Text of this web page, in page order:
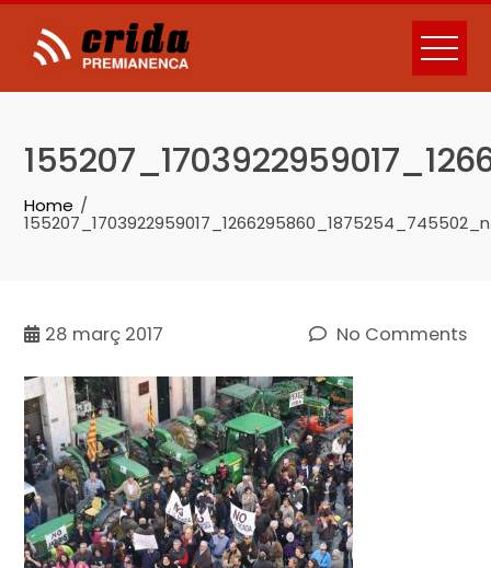
Skip
content
Home
28 març 2017 No Comments